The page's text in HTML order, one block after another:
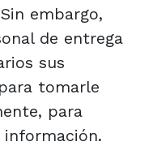
embargo,
de entrega
sus
tomarle
para